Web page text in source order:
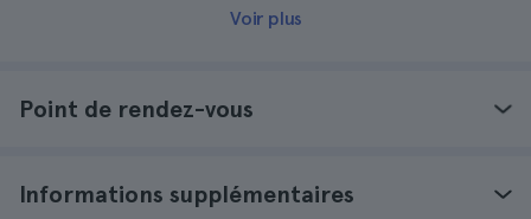
Voir plus
Point de rendez-vous
Informations supplémentaires